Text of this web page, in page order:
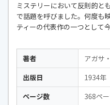
ミステリーにおいて反則的と
で話題を呼びました。何度も
ティーの代表作の一つとして
著者
アガサ
出版日
1934年
ページ数
368ペ